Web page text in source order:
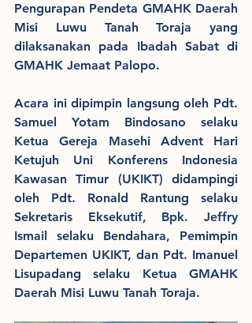
Pengurapan Pendeta GMAHK Daerah
Misi Luwu Tanah Toraja yang
dilaksanakan pada Ibadah Sabat di
GMAHK Jemaat Palopo.
Acara ini dipimpin langsung oleh Pdt.
Samuel Yotam Bindosano selaku
Ketua Gereja Masehi Advent Hari
Ketujuh Uni Konferens Indonesia
Kawasan Timur (UKIKT) didampingi
oleh Pdt. Ronald Rantung selaku
Sekretaris Eksekutif, Bpk. Jeffry
Ismail selaku Bendahara, Pemimpin
Departemen UKIKT, dan Pdt. Imanuel
Lisupadang selaku Ketua GMAHK
Daerah Misi Luwu Tanah Toraja.